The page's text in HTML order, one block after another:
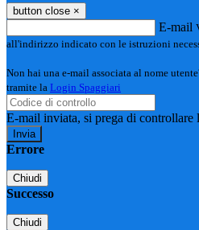
button close ×
E-mail
all'indirizzo indicato con le istruzioni
Non hai una e-mail associata al nome
tramite la Login Spaggiari
E-mail inviata, si prega di controllare
Errore
Chiudi
Successo
Chiudi